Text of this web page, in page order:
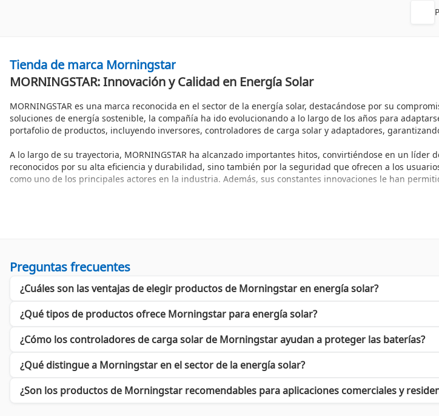
Tienda de marca Morningstar
MORNINGSTAR: Innovación y Calidad en Energía Solar
MORNINGSTAR es una marca reconocida en el sector de la energía solar, destacándose por su
soluciones de energía sostenible, la compañía ha ido evolucionando a lo largo de los años para
portafolio de productos, incluyendo inversores, controladores de carga solar y adaptadores,
A lo largo de su trayectoria, MORNINGSTAR ha alcanzado importantes hitos, convirtiéndose en un
reconocidos por su alta eficiencia y durabilidad, sino también por la seguridad que ofrecen a los
como uno de los principales actores en la industria. Además, sus constantes innovaciones le han
Diseño robusto para soportar condiciones extremas.
Fácil instalación y uso intuitivo.
Soporte técnico excepcional y garantía extendida.
Si estás considerando una inversión en energía solar, explorar la categoría de
solar en corriente útil para tu hogar o negocio, garantizando un rendimiento óptimo.
La tecnología de controladores de carga solar de MORNINGSTAR es insuperable
Los Controladores de Carga Solar
de MORNINGSTAR son esenciales para cualquier sistema
maximizando la vida útil de las mismas. Con su tecnología avanzada, puedes estar seguro de que tu
Preguntas frecuentes
¿Cuáles son las ventajas de elegir productos de Morningstar en energía solar?
¿Qué tipos de productos ofrece Morningstar para energía solar?
¿Cómo los controladores de carga solar de Morningstar ayudan a proteger las baterías?
¿Qué distingue a Morningstar en el sector de la energía solar?
¿Son los productos de Morningstar recomendables para aplicaciones comerciales y